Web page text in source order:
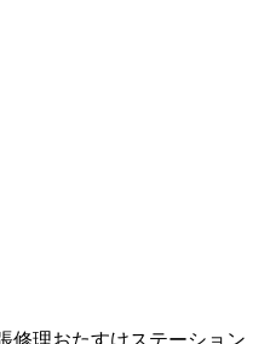
修理おたすけステーション